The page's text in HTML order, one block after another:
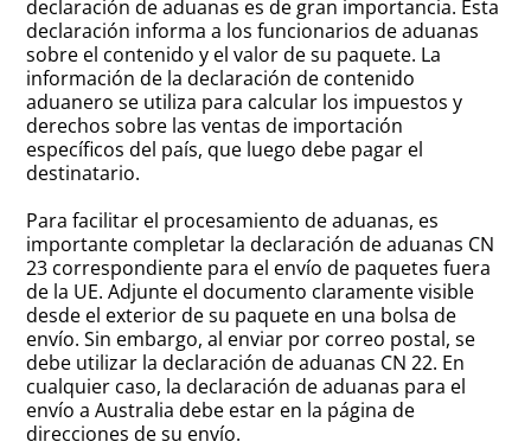
declaración de aduanas es de gran importancia. Esta
declaración informa a los funcionarios de aduanas
sobre el contenido y el valor de su paquete. La
información de la declaración de contenido
aduanero se utiliza para calcular los impuestos y
derechos sobre las ventas de importación
específicos del país, que luego debe pagar el
destinatario.
Para facilitar el procesamiento de aduanas, es
importante completar la declaración de aduanas CN
23 correspondiente para el envío de paquetes fuera
de la UE. Adjunte el documento claramente visible
desde el exterior de su paquete en una bolsa de
envío. Sin embargo, al enviar por correo postal, se
debe utilizar la declaración de aduanas CN 22. En
cualquier caso, la declaración de aduanas para el
envío a Australia debe estar en la página de
direcciones de su envío.